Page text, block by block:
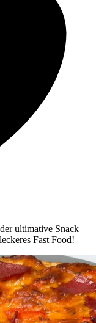
ultimative Snack
Fast Food!